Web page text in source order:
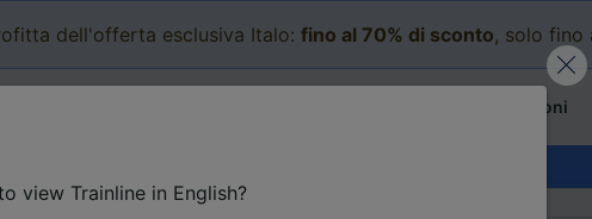
dell'offerta esclusiva Italo: fino al 70% di sconto, solo fino
Le mie prenotazioni
view Trainline in English?